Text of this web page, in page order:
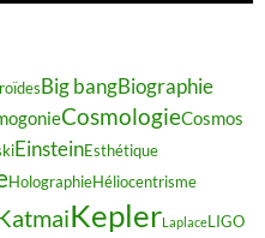
Big bangBiographie
CosmologieCosmos
EinsteinEsthétique
HolographieHéliocentrisme
KeplerLaplaceLIGO